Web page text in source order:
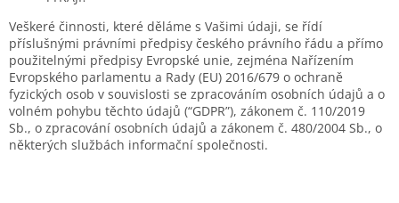
Veškeré činnosti, které děláme s Vašimi údaji, se řídí
příslušnými právními předpisy českého právního řádu a přímo
použitelnými předpisy Evropské unie, zejména Nařízením
Evropského parlamentu a Rady (EU) 2016/679 o ochraně
fyzických osob v souvislosti se zpracováním osobních údajů a o
volném pohybu těchto údajů (“GDPR”), zákonem č. 110/2019
Sb., o zpracování osobních údajů a zákonem č. 480/2004 Sb., o
některých službách informační společnosti.